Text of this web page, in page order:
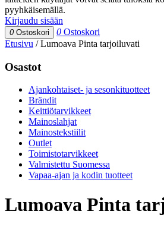
pyyhkäisemällä.
Kirjaudu sisään
0 Ostoskori 0 Ostoskori
Etusivu /Lumoava Pinta tarjoiluvati
Osastot
Ajankohtaiset- ja sesonkituotteet
Brändit
Keittiötarvikkeet
Mainoslahjat
Mainostekstiilit
Outlet
Toimistotarvikkeet
Valmistettu Suomessa
Vapaa-ajan ja kodin tuotteet
Lumoava Pinta